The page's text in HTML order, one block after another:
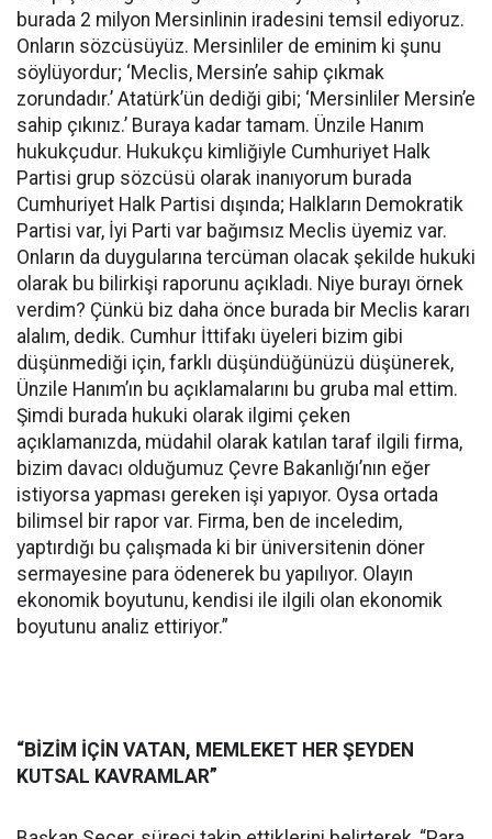
burada 2 milyon Mersinlinin iradesini temsil ediyoruz.
Onların sözcüsüyüz. Mersinliler de eminim ki şunu
söylüyordur; ‘Meclis, Mersin’e sahip çıkmak
zorundadır.’ Atatürk’ün dediği gibi; ‘Mersinliler Mersin’e
sahip çıkınız.’ Buraya kadar tamam. Ünzile Hanım
hukukçudur. Hukukçu kimliğiyle Cumhuriyet Halk
Partisi grup sözcüsü olarak inanıyorum burada
Cumhuriyet Halk Partisi dışında; Halkların Demokratik
Partisi var, İyi Parti var bağımsız Meclis üyemiz var.
Onların da duygularına tercüman olacak şekilde hukuki
olarak bu bilirkişi raporunu açıkladı. Niye burayı örnek
verdim? Çünkü biz daha önce burada bir Meclis kararı
alalım, dedik. Cumhur İttifakı üyeleri bizim gibi
düşünmediği için, farklı düşündüğünüzü düşünerek,
Ünzile Hanım’ın bu açıklamalarını bu gruba mal ettim.
Şimdi burada hukuki olarak ilgimi çeken
açıklamanızda, müdahil olarak katılan taraf ilgili firma,
bizim davacı olduğumuz Çevre Bakanlığı’nın eğer
istiyorsa yapması gereken işi yapıyor. Oysa ortada
bilimsel bir rapor var. Firma, ben de inceledim,
yaptırdığı bu çalışmada ki bir üniversitenin döner
sermayesine para ödenerek bu yapılıyor. Olayın
ekonomik boyutunu, kendisi ile ilgili olan ekonomik
boyutunu analiz ettiriyor.”
“BİZİM İÇİN VATAN, MEMLEKET HER ŞEYDEN
KUTSAL KAVRAMLAR”